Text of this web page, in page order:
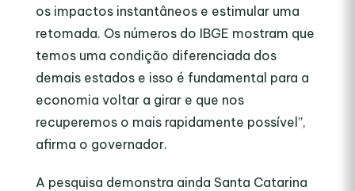
os impactos instantâneos e estimular uma
retomada. Os números do IBGE mostram que
temos uma condição diferenciada dos
demais estados e isso é fundamental para a
economia voltar a girar e que nos
recuperemos o mais rapidamente possível”,
afirma o governador.
A pesquisa demonstra ainda Santa Catarina